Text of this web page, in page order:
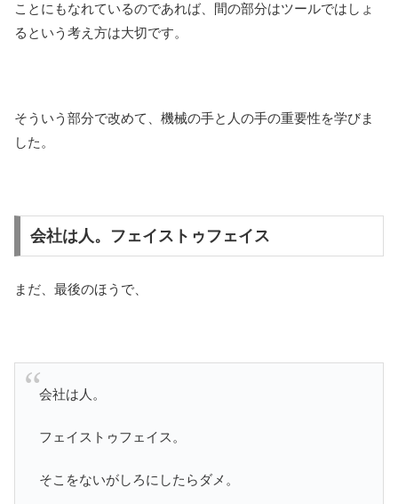
ことにもなれているのであれば、間の部分はツールではしょ
るという考え方は大切です。
そういう部分で改めて、機械の手と人の手の重要性を学びま
した。
会社は人。フェイストゥフェイス
まだ、最後のほうで、
会社は人。
フェイストゥフェイス。
そこをないがしろにしたらダメ。